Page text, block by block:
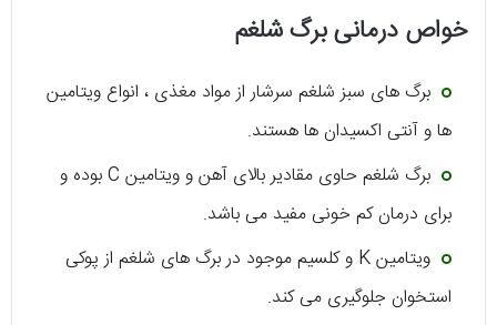
خواص درمانی برگ شلغم
برگ های سبز شلغم سرشار از مواد مغذی ، انواع ویتامین
ها و آنتی اکسیدان ها هستند.
برگ شلغم حاوی مقادیر بالای آهن و ویتامین C بوده و
برای درمان کم خونی مفید می باشد.
ویتامین K و کلسیم موجود در برگ های شلغم از پوکی
استخوان جلوگیری می کند.